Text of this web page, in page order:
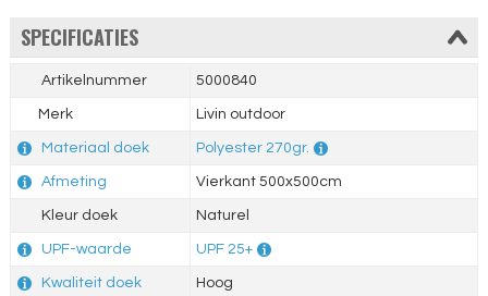
SPECIFICATIES
Artikelnummer 5000840
Merk Livin outdoor
Materiaal doek Polyester 270gr.
Afmeting Vierkant 500x500cm
Kleur doek Naturel
UPF-waarde UPF 25+
Kwaliteit doek Hoog